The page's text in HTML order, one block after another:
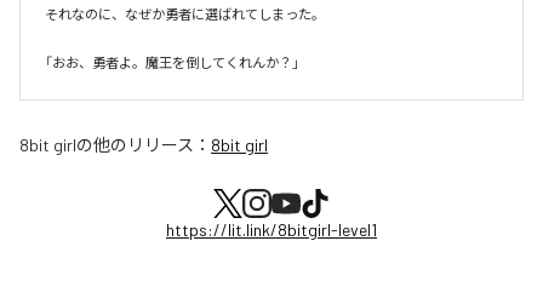
それなのに、なぜか勇者に選ばれてしまった。
8bit girlの他のリリース： 8bit girl
https://lit.link/8bitgirl-level1